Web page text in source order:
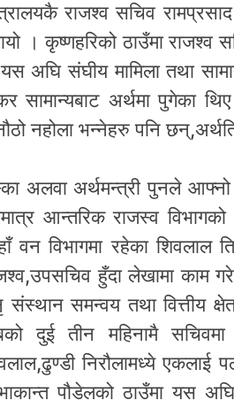
राजश्व सचिव रामप्रसाद
। कृष्णहरिको ठाउँमा राजश्व
अघि संघीय मामिला तथा
सामान्यबाट अर्थमा पुगेका
नहोला भन्नेहरु पनि
अलवा अर्थमन्त्री पुनले आफ्नो
आन्तरिक राजस्व विभागको
वन विभागमा रहेका शिवलाल
हुँदा लेखामा काम
समन्वय तथा वित्तीय
दुई तीन महिनामै सचिवमा
निरौलामध्ये एकलाई
पौडेलको ठाउँमा यस